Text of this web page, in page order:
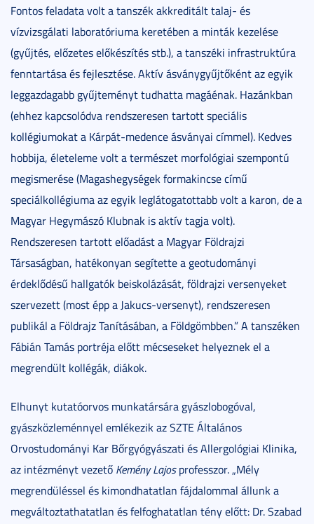
Fontos feladata volt a tanszék akkreditált talaj- és
vízvizsgálati laboratóriuma keretében a minták kezelése
(gyűjtés, előzetes előkészítés stb.), a tanszéki infrastruktúra
fenntartása és fejlesztése. Aktív ásványgyűjtőként az egyik
leggazdagabb gyűjteményt tudhatta magáénak. Hazánkban
(ehhez kapcsolódva rendszeresen tartott speciális
kollégiumokat a Kárpát-medence ásványai címmel). Kedves
hobbija, életeleme volt a természet morfológiai szempontú
megismerése (Magashegységek formakincse című
speciálkollégiuma az egyik leglátogatottabb volt a karon, de a
Magyar Hegymászó Klubnak is aktív tagja volt).
Rendszeresen tartott előadást a Magyar Földrajzi
Társaságban, hatékonyan segítette a geotudományi
érdeklődésű hallgatók beiskolázását, földrajzi versenyeket
szervezett (most épp a Jakucs-versenyt), rendszeresen
publikál a Földrajz Tanításában, a Földgömbben.” A tanszéken
Fábián Tamás portréja előtt mécseseket helyeznek el a
megrendült kollégák, diákok.
Elhunyt kutatóorvos munkatársára gyászlobogóval,
gyászközleménnyel emlékezik az SZTE Általános
Orvostudományi Kar Bőrgyógyászati és Allergológiai Klinika,
az intézményt vezető Kemény Lajosprofesszor. „Mély
megrendüléssel és kimondhatatlan fájdalommal állunk a
megváltoztathatatlan és felfoghatatlan tény előtt: Dr. Szabad